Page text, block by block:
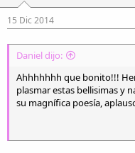
15 Dic 2014
Daniel dijo:
Ahhhhhhh que bonito!!!
plasmar estas bellisimas y
su magnífica poesía,